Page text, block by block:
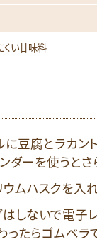
い甘味料
に豆腐とラカン
ダーを使うと
ムハスクを入
しないで電子レ
たらゴムベラ